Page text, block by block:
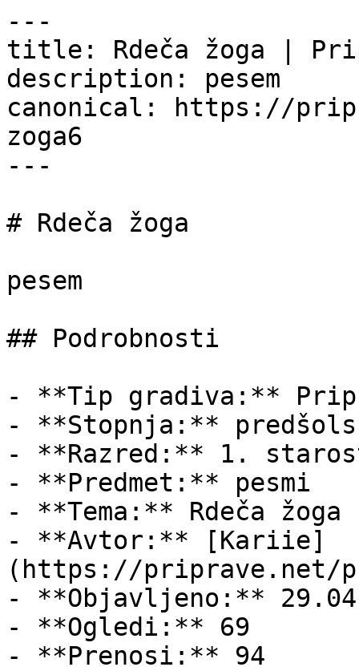
---
title: Rdeča žoga |
description: pesem
canonical: https://
zoga6
---
# Rdeča žoga
pesem
## Podrobnosti
- **Tip gradiva:**
- **Stopnja:**
- **Razred:** 1.
- **Predmet:** pesmi
- **Tema:** Rdeča žoga
- **Avtor:** [Kariie]
(https://
- **Objavljeno:**
- **Ogledi:** 69
- **Prenosi:** 94